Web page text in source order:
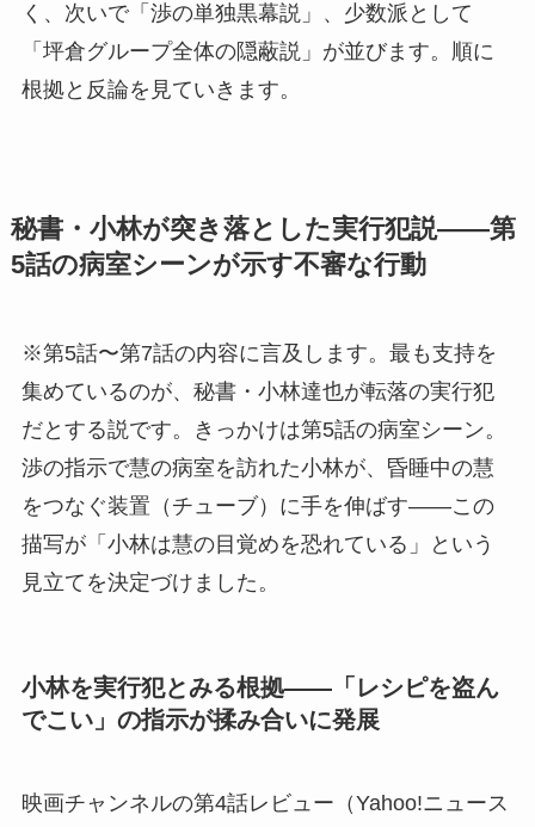
く、次いで「渉の単独黒幕説」、少数派として
「坪倉グループ全体の隠蔽説」が並びます。順に
根拠と反論を見ていきます。
秘書・小林が突き落とした実行犯説——第
5話の病室シーンが示す不審な行動
※第5話〜第7話の内容に言及します。最も支持を
集めているのが、秘書・小林達也が転落の実行犯
だとする説です。きっかけは第5話の病室シーン。
渉の指示で慧の病室を訪れた小林が、昏睡中の慧
をつなぐ装置（チューブ）に手を伸ばす——この
描写が「小林は慧の目覚めを恐れている」という
見立てを決定づけました。
小林を実行犯とみる根拠——「レシピを盗ん
でこい」の指示が揉み合いに発展
映画チャンネルの第4話レビュー（Yahoo!ニュース